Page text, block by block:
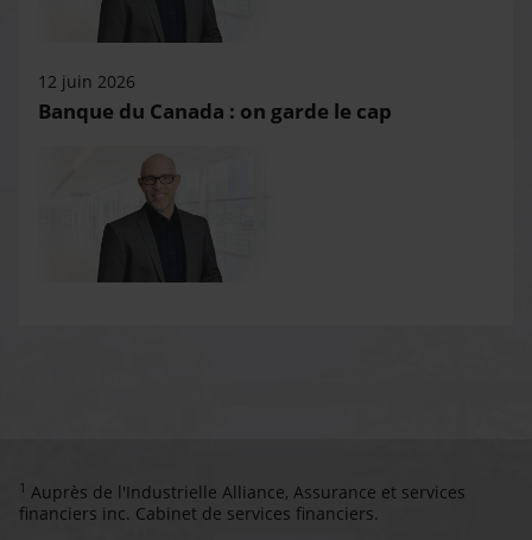
12 juin 2026
Banque du Canada : on garde le cap
1 Auprès de l'Industrielle Alliance, Assurance et services
financiers inc. Cabinet de services financiers.